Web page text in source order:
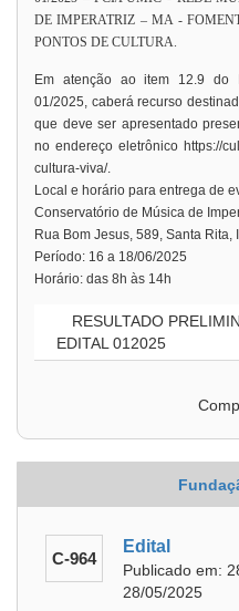
DE IMPERATRIZ – MA -
PONTOS DE CULTURA.
Em atenção ao item 12.9 do
01/2025, caberá recurso
que deve ser apresentado
no endereço eletrônico https://
cultura-viva/.
Local e horário para entrega de
Conservatório de Música de
Rua Bom Jesus, 589, Santa Rita,
Período: 16 a 18/06/2025
Horário: das 8h às 14h
RESULTADO
EDITAL 012025
C-964
Edital
Publicado em:
28/05/2025